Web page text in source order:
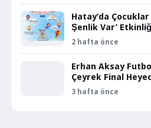
Hatay’da
Şenlik Var’
2 hafta önce
Erhan Aksay
Çeyrek Final
3 hafta önce